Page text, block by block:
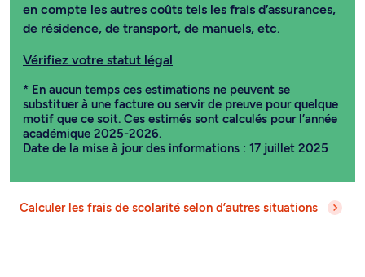
en compte les autres coûts tels les frais d’assurances,
de résidence, de transport, de manuels, etc.
Vérifiez votre statut légal
* En aucun temps ces estimations ne peuvent se
substituer à une facture ou servir de preuve pour quelque
motif que ce soit. Ces estimés sont calculés pour l’année
académique 2025-2026.
Date de la mise à jour des informations : 17 juillet 2025
Calculer les frais de scolarité selon d’autres situations